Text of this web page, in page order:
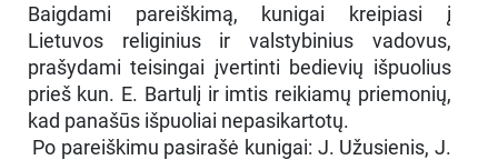
Baigdami pareiškimą, kunigai kreipiasi į
Lietuvos religinius ir valstybinius vadovus,
prašydami teisingai įvertinti bedievių išpuolius
prieš kun. E. Bartulį ir imtis reikiamų priemonių,
kad panašūs išpuoliai nepasikartotų.
Po pareiškimu pasirašė kunigai: J. Užusienis, J.